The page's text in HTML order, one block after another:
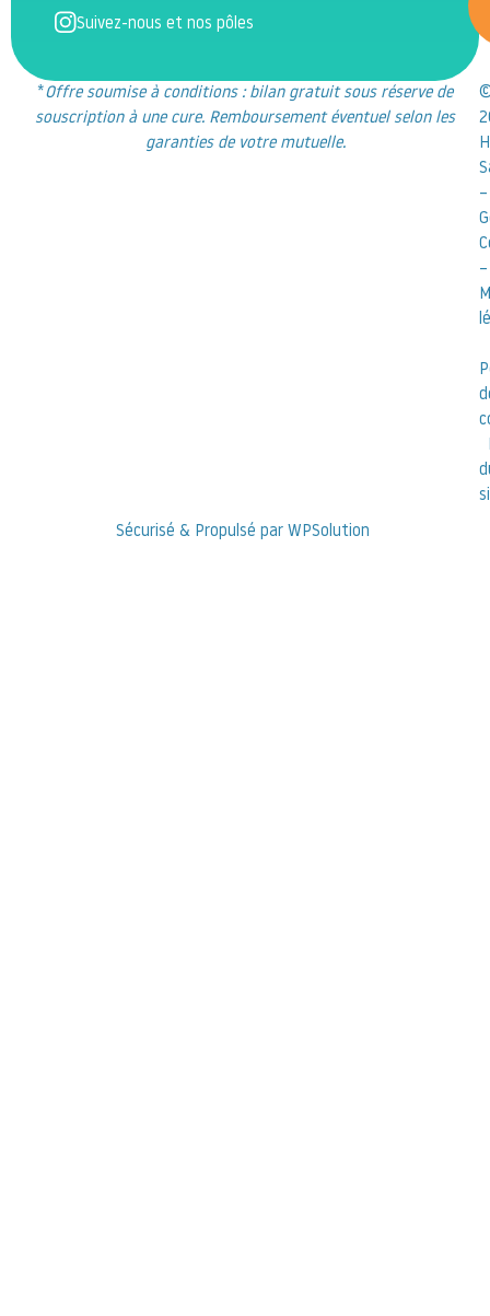
Suivez-nous et nos pôles
*Offre soumise à conditions : bilan gratuit sous réserve de
souscription à une cure. Remboursement éventuel selon les
garanties de votre mutuelle.
–
–
Sécurisé & Propulsé par WPSolution